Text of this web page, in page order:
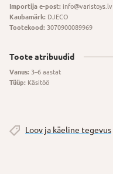
Importija e-post: info@varistoys.lv
Kaubamärk: DJECO
Tootekood: 3070900089969
Toote atribuudid
Vanus: 3–6 aastat
Tüüp: Käsitöö
Loov ja käeline tegevus